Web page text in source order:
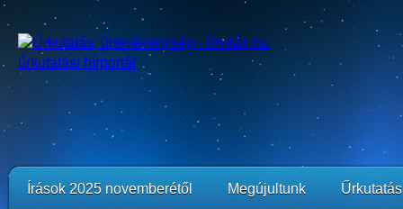
Írások 2025 novemberétől Megújultunk